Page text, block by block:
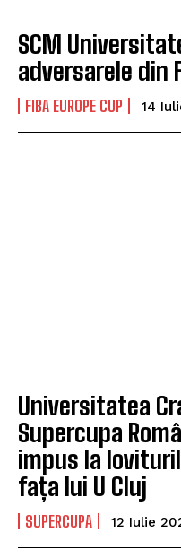
SCM
adversarele din
FIBA EUROPE CUP 14
Universitatea
Supercupa
impus la
fața lui U Cluj
SUPERCUPA 12 Iulie